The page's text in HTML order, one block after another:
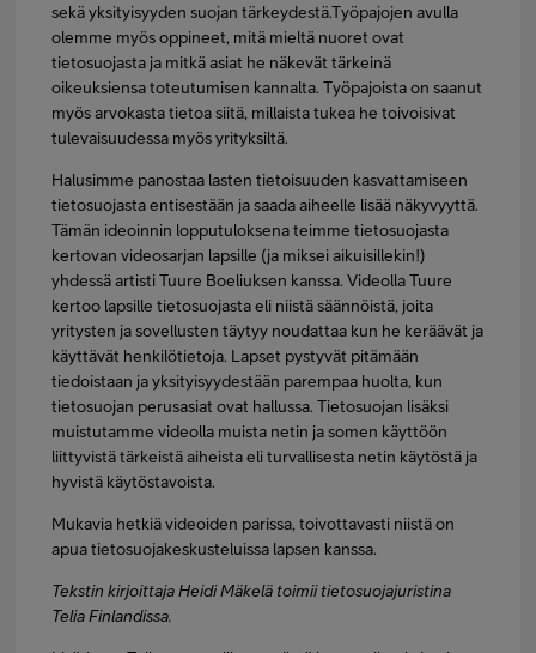
sekä yksityisyyden suojan tärkeydestä.Työpajojen avulla
olemme myös oppineet, mitä mieltä nuoret ovat
tietosuojasta ja mitkä asiat he näkevät tärkeinä
oikeuksiensa toteutumisen kannalta. Työpajoista on saanut
myös arvokasta tietoa siitä, millaista tukea he toivoisivat
tulevaisuudessa myös yrityksiltä.
Halusimme panostaa lasten tietoisuuden kasvattamiseen
tietosuojasta entisestään ja saada aiheelle lisää näkyvyyttä.
Tämän ideoinnin lopputuloksena teimme tietosuojasta
kertovan videosarjan lapsille (ja miksei aikuisillekin!)
yhdessä artisti Tuure Boeliuksen kanssa. Videolla Tuure
kertoo lapsille tietosuojasta eli niistä säännöistä, joita
yritysten ja sovellusten täytyy noudattaa kun he keräävät ja
käyttävät henkilötietoja. Lapset pystyvät pitämään
tiedoistaan ja yksityisyydestään parempaa huolta, kun
tietosuojan perusasiat ovat hallussa. Tietosuojan lisäksi
muistutamme videolla muista netin ja somen käyttöön
liittyvistä tärkeistä aiheista eli turvallisesta netin käytöstä ja
hyvistä käytöstavoista.
Mukavia hetkiä videoiden parissa, toivottavasti niistä on
apua tietosuojakeskusteluissa lapsen kanssa.
Tekstin kirjoittaja Heidi Mäkelä toimii tietosuojajuristina
Telia Finlandissa.